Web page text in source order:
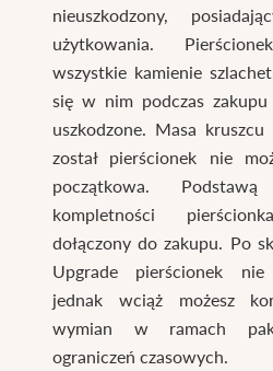
nieuszkodzony,
użytkowania.
wszystkie kamienie
się w nim podczas
uszkodzone. Masa
został pierścionek nie
początkowa.
kompletności
dołączony do zakupu. Po
Upgrade pierścionek
jednak wciąż możesz
wymian w ramach
ograniczeń czasowych.